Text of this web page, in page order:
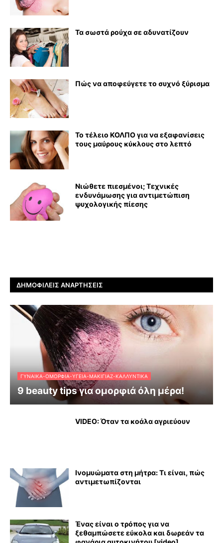
Τα σωστά ρούχα σε αδυνατίζουν
Πώς να αποφεύγετε το συχνό ξύρισμα
Το τέλειο ΚΟΛΠΟ για να εξαφανίσεις
τους μαύρους κύκλους στο λεπτό
Νιώθετε πιεσμένοι; Τεχνικές
ενδυνάμωσης για αντιμετώπιση
ψυχολογικής πίεσης
ΔΗΜΟΦΙΛΕΊΣ ΑΝΑΡΤΉΣΕΙΣ
ΓΥΝΑΊΚΑ-ΟΜΟΡΦΙΆ-ΥΓΕΊΑ-ΜΑΚΙΓΙΆΖ-ΚΑΛΛΥΝΤΙΚΆ
9 beauty tips για ομορφιά όλη μέρα!
VIDEO: Όταν τα κοάλα αγριεύουν
Ινομυώματα στη μήτρα: Τι είναι, πώς
αντιμετωπίζονται
Ένας είναι ο τρόπος για να
ξεθαμπώσετε εύκολα και δωρεάν τα